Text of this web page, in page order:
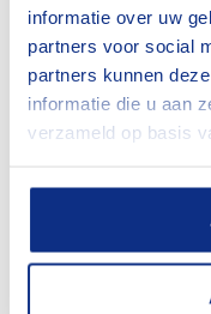
informatie over uw
partners voor social
partners kunnen
informatie die u aan
verzameld op basis
Omdat ieder beroep
aan modellen en
mooi wanneer je
maar het is niet